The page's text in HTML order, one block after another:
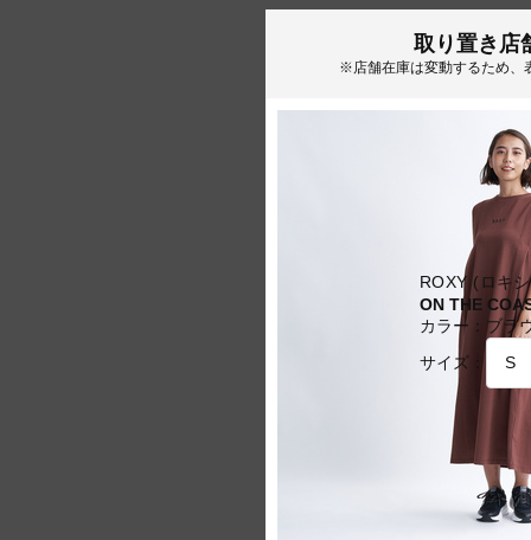
取り置き店
※店舗在庫は変動するため、
ROXY (ロキ
ON THE
カラー： ブラ
サイズ：